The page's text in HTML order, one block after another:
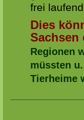
frei
Dies
Regionen
müssten
Tierheime